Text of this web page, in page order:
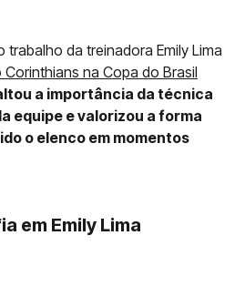
da treinadora Emily Lima
na Copa do Brasil
a importância da técnica
equipe e valorizou a forma
o elenco em momentos
em Emily Lima